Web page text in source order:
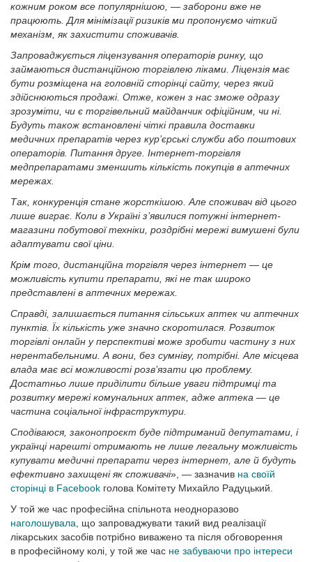
кожним роком все популярнішою, — заборони вже не
працюють. Для мінімізації ризиків ми пропонуємо чіткий
механізм, як захистити споживачів.
Запроваджується ліцензування операторів ринку, що
займаються дистанційною торгівлею ліками. Ліцензія має
бути розміщена на головній сторінці сайту, через який
здійснюються продажі. Отже, кожен з нас зможе одразу
зрозуміти, чи є торгівельний майданчик офіційним, чи ні.
Будуть також встановлені чіткі правила доставки
медичних препаратів через кур’єрські служби або поштових
операторів. Питання друге. Інтернет-торгівля
медпрепаратами зменшить кількість покупців в аптечних
мережах.
Так, конкуренція стане жорсткішою. Але споживач від цього
лише виграє. Коли в Україні з’явилися потужні інтернет-
магазини побутової техніки, роздрібні мережі вимушені були
адаптувати свої ціни.
Крім того, дистанційна торгівля через інтернет — це
можливість купити препарати, які не так широко
представлені в аптечних мережах.
Справді, залишається питання сільських аптек чи аптечних
пунктів. Їх кількість уже значно скоротилася. Розвиток
торгівлі онлайн у перспективі може зробити частину з них
нерентабельними. А вони, без сумніву, потрібні. Але місцева
влада має всі можливості розв’язати цю проблему.
Достатньо лише приділити більше уваги підтримці та
розвитку мережі комунальних аптек, адже аптека — це
частина соціальної інфраструктури.
Сподіваюся, законопроєкт буде підтриманий депутатами, і
українці нарешті отримають не лише легальну можливість
купувати медичні препарати через інтернет, але й будуть
ефективно захищені як споживачі», — зазначив на своїй
сторінці в Facebook голова Комітету Михайло Радуцький.
У той же час професійна спільнота неодноразово
наголошувала , що запроваджувати такий вид реалізації
лікарських засобів потрібно виважено та після обговорення
в професійному колі, у той же час не забуваючи про інтереси